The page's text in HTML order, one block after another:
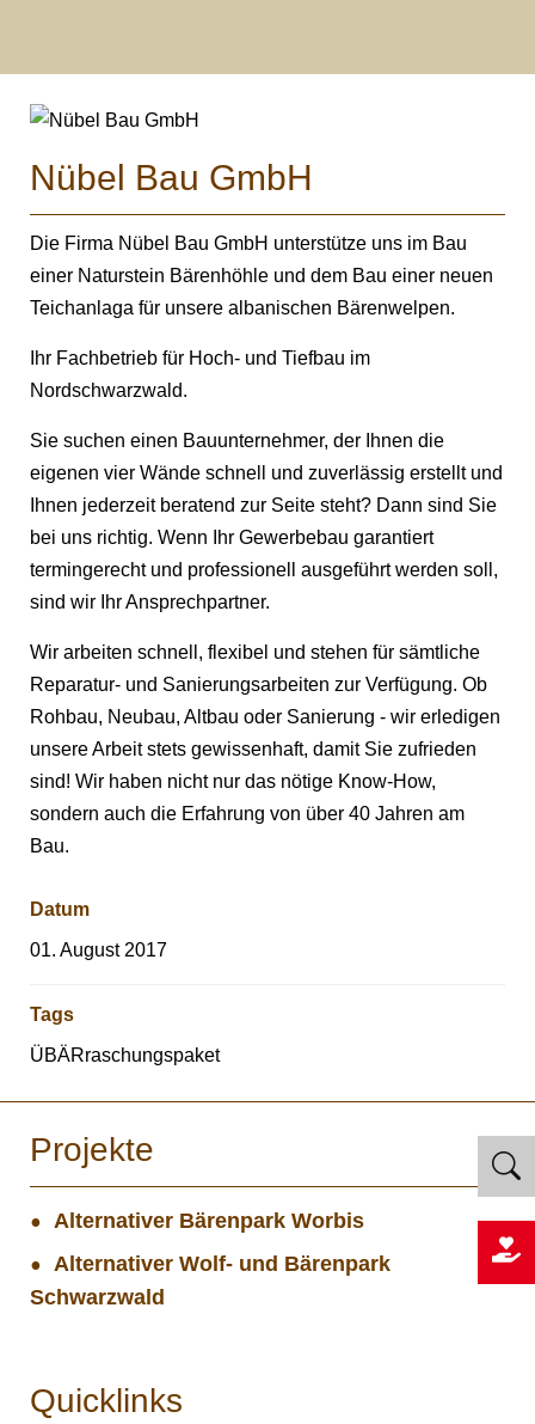
Nübel Bau GmbH
Die Firma Nübel Bau GmbH unterstütze uns im Bau
einer Naturstein Bärenhöhle und dem Bau einer neuen
Teichanlaga für unsere albanischen Bärenwelpen.
Ihr Fachbetrieb für Hoch- und Tiefbau im
Nordschwarzwald.
Sie suchen einen Bauunternehmer, der Ihnen die
eigenen vier Wände schnell und zuverlässig erstellt und
Ihnen jederzeit beratend zur Seite steht? Dann sind Sie
bei uns richtig. Wenn Ihr Gewerbebau garantiert
termingerecht und professionell ausgeführt werden soll,
sind wir Ihr Ansprechpartner.
Wir arbeiten schnell, flexibel und stehen für sämtliche
Reparatur- und Sanierungsarbeiten zur Verfügung. Ob
Rohbau, Neubau, Altbau oder Sanierung - wir erledigen
unsere Arbeit stets gewissenhaft, damit Sie zufrieden
sind! Wir haben nicht nur das nötige Know-How,
sondern auch die Erfahrung von über 40 Jahren am
Bau.
Datum
01. August 2017
Tags
ÜBÄRraschungspaket
Projekte
Alternativer Bärenpark Worbis
Alternativer Wolf- und Bärenpark
Schwarzwald
Quicklinks